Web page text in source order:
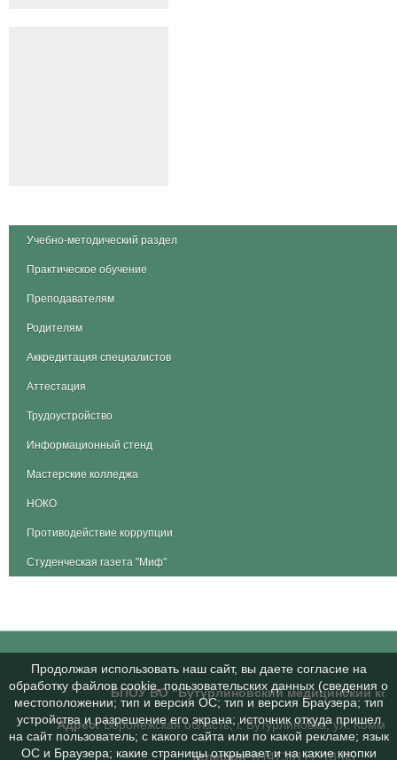
Учебно-методический раздел
Практическое обучение
Преподавателям
Родителям
Аккредитация специалистов
Аттестация
Трудоустройство
Информационный стенд
Мастерские колледжа
НОКО
Противодействие коррупции
Студенческая газета "Миф"
БПОУ ВО "Бутурлиновский медицинский
Адрес:Воронежская область, г. Бутурлиновка, ул.
Телефон: 8 (47361) 2-13-65
Продолжая использовать наш сайт, вы даете согласие на
обработку файлов cookie, пользовательских данных (сведения о
местоположении; тип и версия ОС; тип и версия Браузера; тип
устройства и разрешение его экрана; источник откуда пришел
на сайт пользователь; с какого сайта или по какой рекламе; язык
ОС и Браузера; какие страницы открывает и на какие кнопки